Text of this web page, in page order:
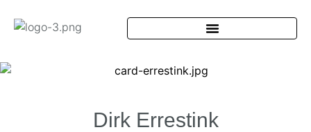
Dirk Errestink